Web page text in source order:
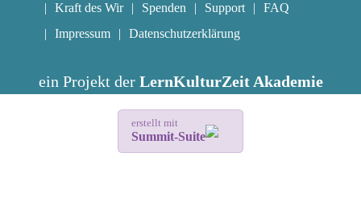
Kraft des Wir
Spenden Support
FAQ
Impressum
Datenschutzerklärung
ein Projekt der LernKulturZeit Akademie
erstellt mit
Summit-Suite